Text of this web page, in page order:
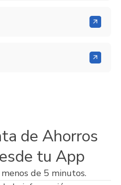
de Ahorros
tu App
de 5 minutos.